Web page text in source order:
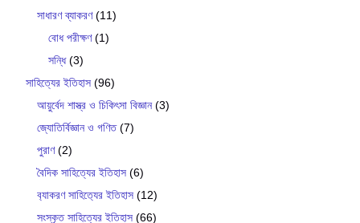
সাধারণ ব্যাকরণ(11)
বোধ পরীক্ষণ(1)
সন্ধি(3)
সাহিত্যের ইতিহাস (96)
আয়ুর্বেদ শাস্ত্র ও চিকিৎসা বিজ্ঞান(3)
জ্যোতির্বিজ্ঞান ও গণিত(7)
পুরাণ(2)
বৈদিক সাহিত্যের ইতিহাস (6)
ব‍্যাকরণ সাহিত‍্যের ইতিহাস (12)
সংস্কৃত সাহিত্যের ইতিহাস (66)